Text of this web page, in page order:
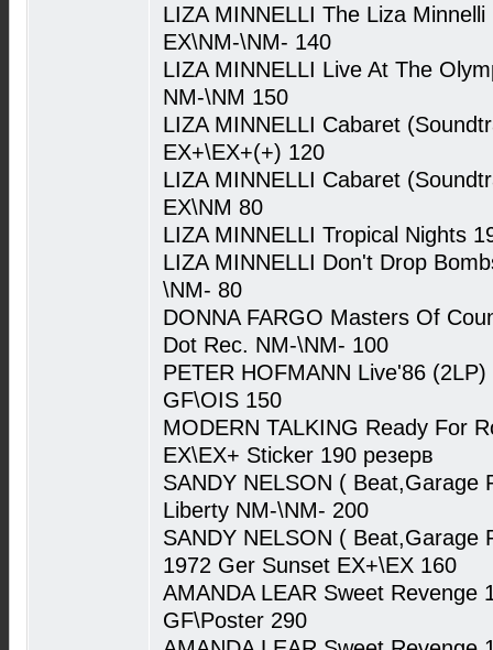
LIZA MINNELLI The Liza
EX\NM-\NM- 140
LIZA MINNELLI Live At The
NM-\NM 150
LIZA MINNELLI Cabaret
EX+\EX+(+) 120
LIZA MINNELLI Cabaret
EX\NM 80
LIZA MINNELLI Tropical Nights
LIZA MINNELLI Don't Drop
\NM- 80
DONNA FARGO Masters Of
Dot Rec. NM-\NM- 100
PETER HOFMANN Live'86
GF\OIS 150
MODERN TALKING Ready For
EX\EX+ Sticker 190 резерв
SANDY NELSON ( Beat,Garage
Liberty NM-\NM- 200
SANDY NELSON ( Beat,Garage
1972 Ger Sunset EX+\EX 160
AMANDA LEAR Sweet Revenge
GF\Poster 290